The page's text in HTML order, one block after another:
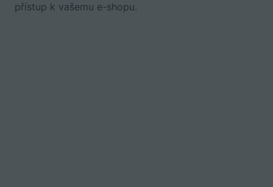
přístup k vašemu e-shopu.